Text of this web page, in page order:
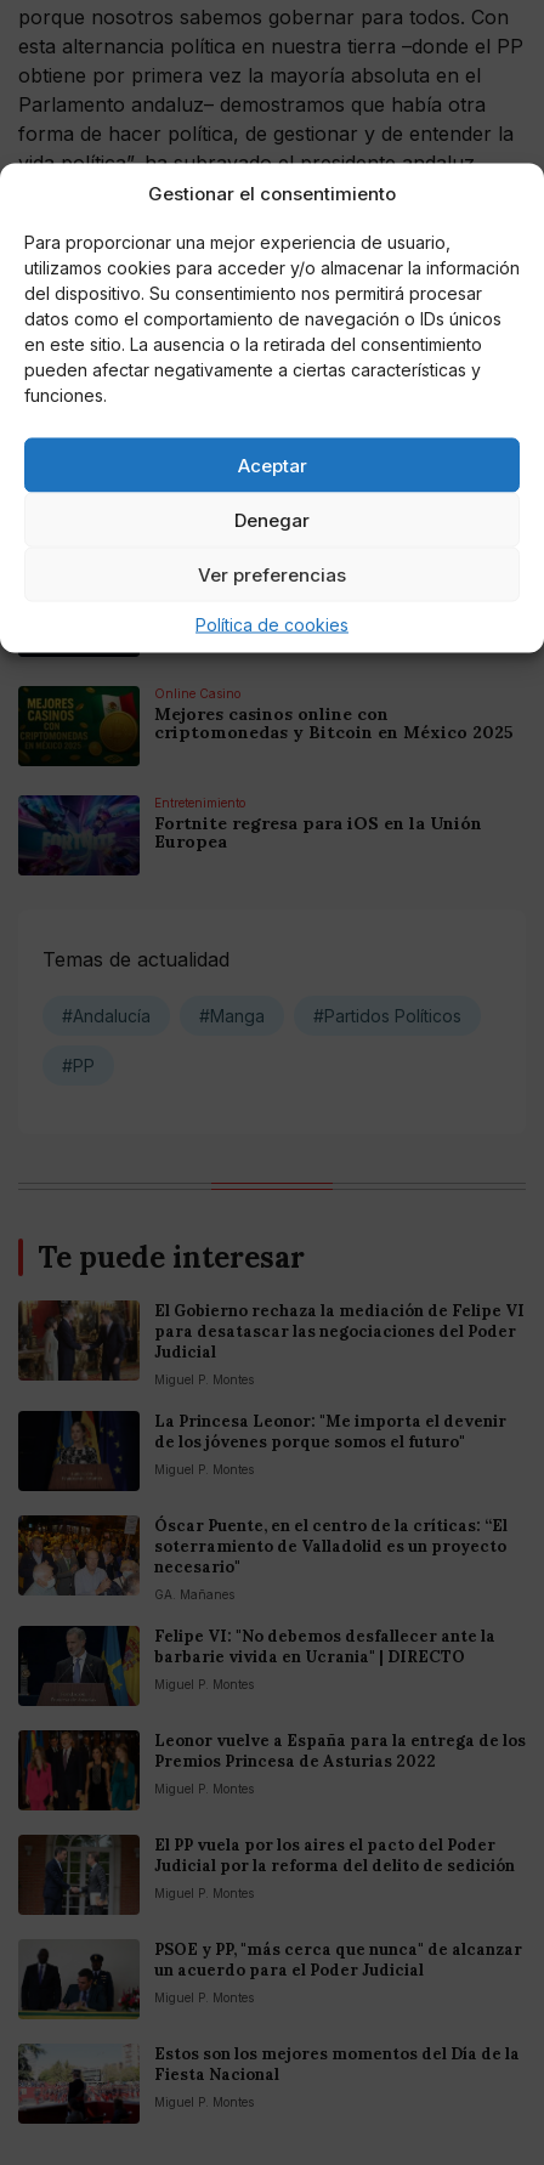
Gestionar el consentimiento
Para proporcionar una mejor experiencia de usuario,
utilizamos cookies para acceder y/o almacenar la información
del dispositivo. Su consentimiento nos permitirá procesar
datos como el comportamiento de navegación o IDs únicos
en este sitio. La ausencia o la retirada del consentimiento
pueden afectar negativamente a ciertas características y
funciones.
Aceptar
Denegar
Ver preferencias
Política de cookies
porque nosotros sabemos gobernar para todos. Con
esta alternancia política en nuestra tierra –donde el PP
obtiene por primera vez la mayoría absoluta en el
Parlamento andaluz– demostramos que había otra
forma de hacer política, de gestionar y de entender la
vida política”, ha subrayado el presidente andaluz.
AUTOR
Miguel P. Montes
Noticias relacionadas
Online Casino
Mejores Cripto Casinos Online en
Colombia 2025: Bitcoin Casinos
Online Casino
Criptomonedas en Argentina 2025
Online Casino
Mejores casinos online con
criptomonedas y Bitcoin en México 2025
Entretenimiento
Fortnite regresa para iOS en la Unión
Europea
Temas de actualidad
#Andalucía #Manga #Partidos Políticos
#PP
Te puede interesar
El Gobierno rechaza la mediación de Felipe VI
para desatascar las negociaciones del Poder
Judicial
Miguel P. Montes
La Princesa Leonor: "Me importa el devenir
de los jóvenes porque somos el futuro"
Miguel P. Montes
Óscar Puente, en el centro de la críticas: “El
soterramiento de Valladolid es un proyecto
necesario"
GA. Mañanes
Felipe VI: "No debemos desfallecer ante la
barbarie vivida en Ucrania" | DIRECTO
Miguel P. Montes
Leonor vuelve a España para la entrega de los
Premios Princesa de Asturias 2022
Miguel P. Montes
El PP vuela por los aires el pacto del Poder
Judicial por la reforma del delito de sedición
Miguel P. Montes
PSOE y PP, "más cerca que nunca" de alcanzar
un acuerdo para el Poder Judicial
Miguel P. Montes
Estos son los mejores momentos del Día de la
Fiesta Nacional
Miguel P. Montes